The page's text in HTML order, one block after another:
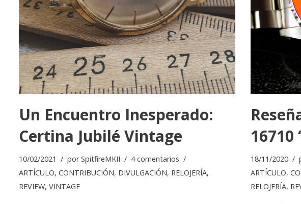
Un Encuentro Inesperado:
Certina Jubilé Vintage
10/02/2021 porSpitfireMKII
4 comentarios
ARTÍCULO, CONTRIBUCIÓN, DIVULGACIÓN, RELOJERÍA,
REVIEW, VINTAGE
16710
18/11/2020
ARTÍCULO,
RELOJERÍA,